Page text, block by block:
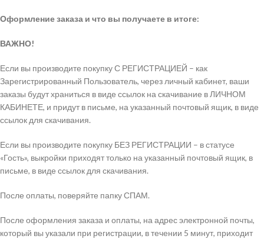
Оформление заказа и что вы получаете в итоге:
ВАЖНО!
Если вы производите покупку С РЕГИСТРАЦИЕЙ – как
Зарегистрированный Пользователь, через личный кабинет, ваши
заказы будут храниться в виде ссылок на скачивание в ЛИЧНОМ
КАБИНЕТЕ, и придут в письме, на указанный почтовый ящик, в виде
ссылок для скачивания.
Если вы производите покупку БЕЗ РЕГИСТРАЦИИ – в статусе
«Гость», выкройки приходят только на указанный почтовый ящик, в
письме, в виде ссылок для скачивания.
После оплаты, поверяйте папку СПАМ.
После оформления заказа и оплаты, на адрес электронной почты,
который вы указали при регистрации, в течении 5 минут, приходит